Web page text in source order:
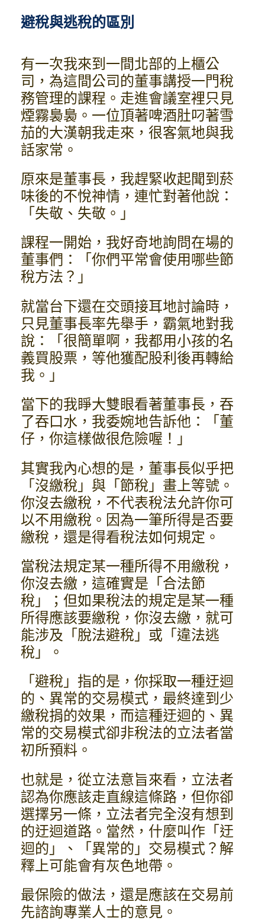
避稅與逃稅的區別
有一次我來到一間北部的上櫃公
司，為這間公司的董事講授一門稅
務管理的課程。走進會議室裡只見
煙霧裊裊。一位頂著啤酒肚叼著雪
茄的大漢朝我走來，很客氣地與我
話家常。
原來是董事長，我趕緊收起聞到菸
味後的不悅神情，連忙對著他說：
「失敬、失敬。」
課程一開始，我好奇地詢問在場的
董事們：「你們平常會使用哪些節
稅方法？」
就當台下還在交頭接耳地討論時，
只見董事長率先舉手，霸氣地對我
說：「很簡單啊，我都用小孩的名
義買股票，等他獲配股利後再轉給
我。」
當下的我睜大雙眼看著董事長，吞
了吞口水，我委婉地告訴他：「董
仔，你這樣做很危險喔！」
其實我內心想的是，董事長似乎把
「沒繳稅」與「節稅」畫上等號。
你沒去繳稅，不代表稅法允許你可
以不用繳稅。因為一筆所得是否要
繳稅，還是得看稅法如何規定。
當稅法規定某一種所得不用繳稅，
你沒去繳，這確實是「合法節
稅」；但如果稅法的規定是某一種
所得應該要繳稅，你沒去繳，就可
能涉及「脫法避稅」或「違法逃
稅」。
「避稅」指的是，你採取一種迂迴
的、異常的交易模式，最終達到少
繳稅捐的效果，而這種迂迴的、異
常的交易模式卻非稅法的立法者當
初所預料。
也就是，從立法意旨來看，立法者
認為你應該走直線這條路，但你卻
選擇另一條，立法者完全沒有想到
的迂迴道路。當然，什麼叫作「迂
迴的」、「異常的」交易模式？解
釋上可能會有灰色地帶。
最保險的做法，還是應該在交易前
先諮詢專業人士的意見。